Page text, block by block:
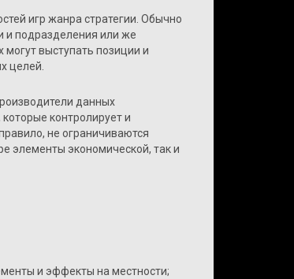
игр жанра стратегии. Обычно
и подразделения или же
выступать позиции и
целей.
данных
контролирует и
не ограничиваются
элементы экономической, так и
и эффекты на местности;